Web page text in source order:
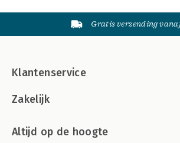
Gratis verzending
Klantenservice
Zakelijk
Altijd op de hoogte